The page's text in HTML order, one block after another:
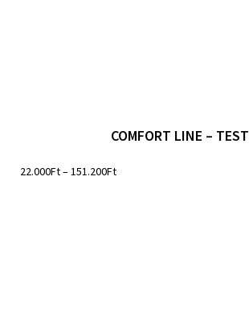
COMFORT LINE – TEST
22.000Ft–151.200Ft